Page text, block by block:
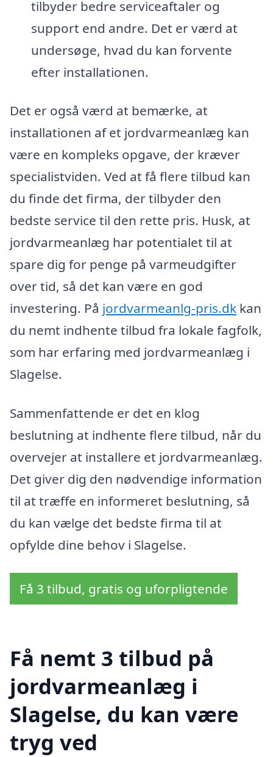
tilbyder bedre serviceaftaler og
support end andre. Det er værd at
undersøge, hvad du kan forvente
efter installationen.
Det er også værd at bemærke, at
installationen af et jordvarmeanlæg kan
være en kompleks opgave, der kræver
specialistviden. Ved at få flere tilbud kan
du finde det firma, der tilbyder den
bedste service til den rette pris. Husk, at
jordvarmeanlæg har potentialet til at
spare dig for penge på varmeudgifter
over tid, så det kan være en god
investering. På jordvarmeanlg-pris.dk kan
du nemt indhente tilbud fra lokale fagfolk,
som har erfaring med jordvarmeanlæg i
Slagelse.
Sammenfattende er det en klog
beslutning at indhente flere tilbud, når du
overvejer at installere et jordvarmeanlæg.
Det giver dig den nødvendige information
til at træffe en informeret beslutning, så
du kan vælge det bedste firma til at
opfylde dine behov i Slagelse.
Få 3 tilbud, gratis og uforpligtende
Få nemt 3 tilbud på
jordvarmeanlæg i
Slagelse, du kan være
tryg ved